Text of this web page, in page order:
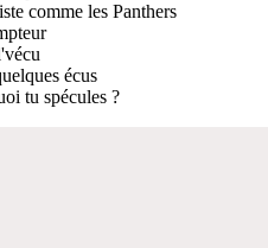
comme les Panthers
écus
tu spécules ?